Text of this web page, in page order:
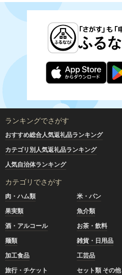
ランキングでさがす
おすすめ総合人気返礼品ランキング
カテゴリ別人気返礼品ランキング
人気自治体ランキング
カテゴリでさがす
肉・ハム類 米・パン
果実類
魚介類
酒・アルコール
お茶・飲料
麺類
雑貨・日用品
加工食品
工芸品
旅行・チケット
セット類 その他